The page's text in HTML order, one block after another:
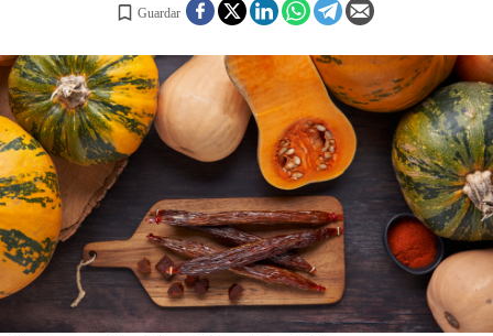
REGISTRO
INICIAR SESIÓN
Guardar